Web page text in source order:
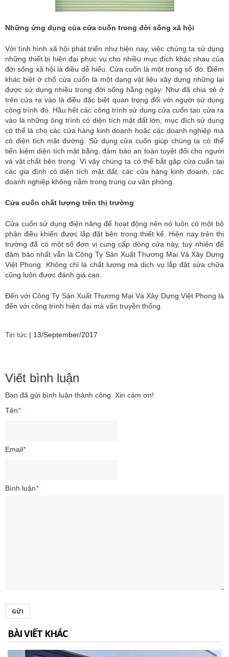
Những ứng dụng của cửa cuốn trong đời sống xã hội
Với tình hình xã hội phát triển như hiện nay, việc chúng ta sử dụng
những thiết bị hiện đại phục vụ cho nhiều mục đích khác nhau của
đời sống xã hội là điều dễ hiểu. Cửa cuốn là một trong số đó. Điểm
khác biệt ở chố cửa cuốn là một dạng vật liệu xây dựng những lại
được sử dụng nhiều trong đời sống hằng ngày. Như đã chia sẻ ở
trên cửa ra vào là điều đặc biệt quan trọng đối với người sử dụng
công trình đó. Hầu hết các công trình sử dụng cửa cuốn tạo cửa ra
vào là những ông trình có diện tích mặt đất lớn, mục đích sử dụng
có thể là cho các cửa hàng kinh doanh hoặc các doanh nghiệp mà
có diện tích mặt đường. Sử dụng cửa cuốn giúp chúng ta có thể
tiến kiệm diện tích mặt bằng, đảm bảo an toàn tuyệt đối cho người
và vật chất bên trong. Vì vậy chúng ta có thể bắt gặp cửa cuấn tại
các gia đình có diện tích mặt đất, các cửa hàng kinh doanh, các
doanh nghiệp không nằm trong trung cư văn phòng.
Cửa cuốn chất lượng trên thị trường
Cửa cuốn sử dụng điện năng để hoạt động nên nó luôn có một bộ
phận điều khiển được lắp đặt bên trong thiết kế. Hiện nay trên thị
trường đã có một số đơn vị cung cấp dòng cửa này, tuy nhiên để
đảm bảo nhất vẫn là Công Ty Sản Xuất Thương Mại Và Xây Dựng
Việt Phong. Không chỉ là chất lượng mà dịch vụ lắp đặt sửa chữa
cũng luôn được đánh giá cao.
Đến với Công Ty Sản Xuất Thương Mại Và Xây Dựng Việt Phong là
đến với công trình hiện đại mà vấn truyền thống.
Tin tức | 13/September/2017
Viết bình luận
Bạn đã gửi bình luận thành công. Xin cảm ơn!
Tên*
Email*
Bình luận*
GỬI
BÀI VIẾT KHÁC